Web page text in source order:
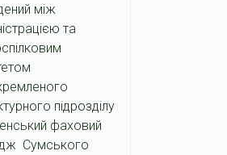
між
та
підрозділу
фаховий
Сумського